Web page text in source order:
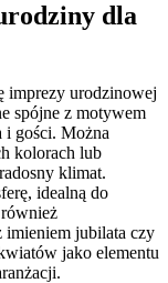
dla
imprezy urodzinowej
spójne z motywem
i gości. Można
kolorach lub
klimat.
idealną do
imieniem jubilata czy
jako elementu